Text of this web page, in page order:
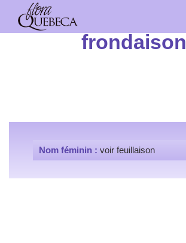
Aller
frondaison
Nom féminin : voir feuillaison